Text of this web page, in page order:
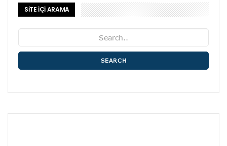
SİTE İÇİ ARAMA
SEARCH